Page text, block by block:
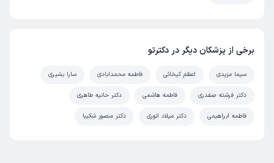
برخی از پزشکان دیگر در دکترتو
سیما مزیدی اعظم کیخائی فاطمه محمدابادی سارا بشیری
دکتر فرشته صفدری فاطمه هاشمی دکتر حانیه طاهری
فاطمه ابراهیمی دکتر میلاد انوری دکتر منصور شکیبا